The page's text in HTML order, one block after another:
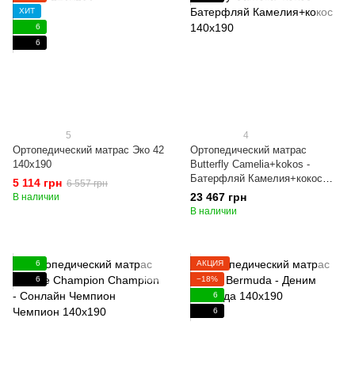
ХИТ
6
6
5
Ортопедический матрас Эко 42
140x190
5 114 грн 6 557 грн
В наличии
4
Ортопедический матрас
Butterfly Camelia+kokos -
Батерфляй Камелия+кокос
140x190
23 467 грн
В наличии
6
6
АКЦИЯ
−18%
6
6